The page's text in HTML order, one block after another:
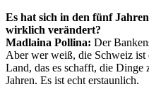
Es hat sich in den fünf
wirklich verändert?
Madlaina Pollina: Der
Aber wer weiß, die Schweiz ist
Land, das es schafft, die
Jahren. Es ist echt erstaunlich.